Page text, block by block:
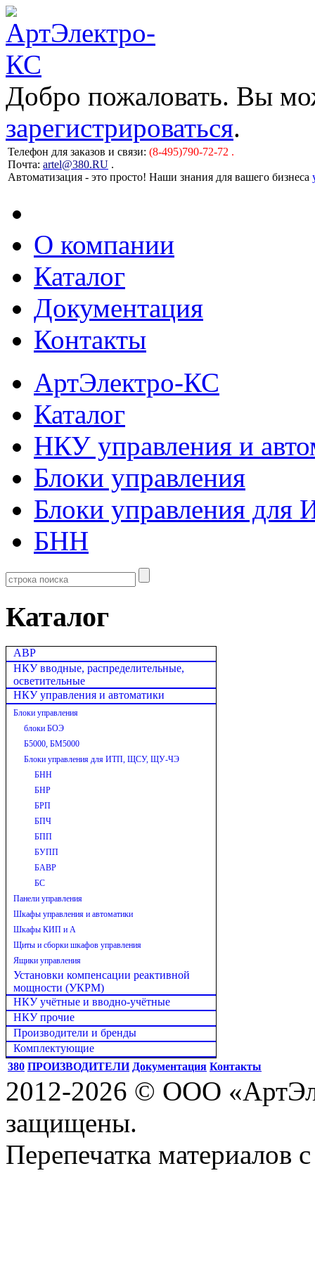
Добро пожаловать. Вы
зарегистрироваться.
Телефон для заказов и связи: (8-495)790-72-72 .
Почта: artel@380.RU .
Автоматизация - это просто! Наши знания для вашего бизнеса
О компании
Каталог
Документация
Контакты
АртЭлектро-КС
Каталог
НКУ управления и
Блоки управления
Блоки управления
БНН
Каталог
АВР
НКУ вводные, распределительные,
осветительные
НКУ управления и автоматики
Блоки управления
блоки БОЭ
Б5000, БМ5000
Блоки управления для ИТП, ЩСУ, ЩУ-ЧЭ
БНН
БНР
БРП
БПЧ
БПП
БУПП
БАВР
БС
Панели управления
Шкафы управления и автоматики
Шкафы КИП и А
Щиты и сборки шкафов управления
Ящики управления
Установки компенсации реактивной
мощности (УКРМ)
НКУ учётные и вводно-учётные
НКУ прочие
Производители и бренды
Комплектующие
380 ПРОИЗВОДИТЕЛИ Документация Контакты
2012-2026 © ООО
защищены.
Перепечатка материалов